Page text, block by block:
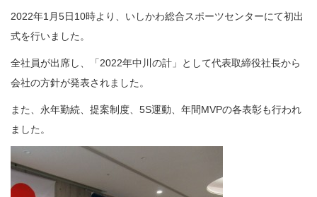
2022年1月5日10時より、いしかわ総合スポーツセンターにて初出
式を行いました。
全社員が出席し、「2022年中川の計」として代表取締役社長から
会社の方針が発表されました。
また、永年勤続、提案制度、5S運動、年間MVPの各表彰も行われ
ました。